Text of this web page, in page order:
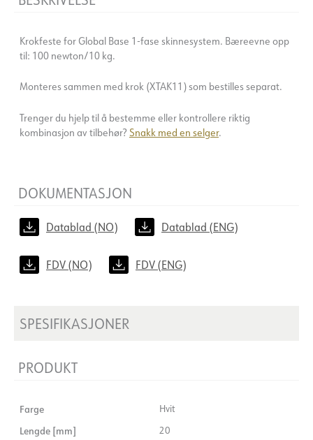
Krokfeste for Global Base 1-fase skinnesystem. Bæreevne opp
til: 100 newton/10 kg.
Monteres sammen med krok (XTAK11) som bestilles separat.
Trenger du hjelp til å bestemme eller kontrollere riktig
kombinasjon av tilbehør? Snakk med en selger.
DOKUMENTASJON
Datablad (NO) Datablad (ENG)
FDV (NO) FDV (ENG)
SPESIFIKASJONER
PRODUKT
Farge Hvit
Lengde [mm] 20